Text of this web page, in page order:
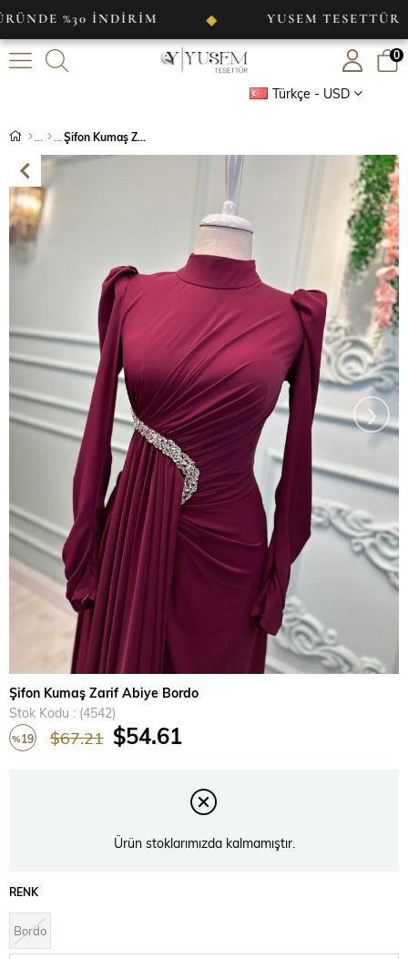
İNDİRİM ◆ YUSEM TESETTÜR ◆
Türkçe - USD
0
Şifon Kumaş Zarif Abiye Bordo
›
Şifon Kumaş Zarif Abiye Bordo
Stok Kodu
(4542)
%19 $67.21 $54.61
Ürün stoklarımızda kalmamıştır.
RENK
Bordo